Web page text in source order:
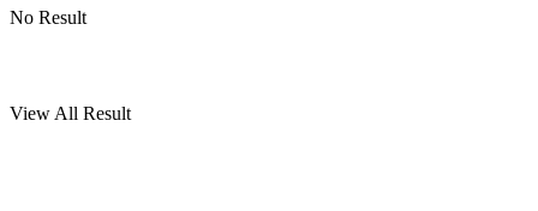
No Result
View All Result